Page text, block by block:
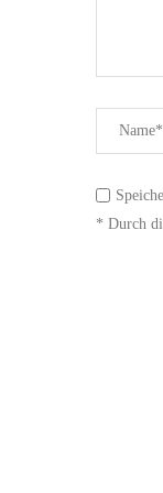
* Durch